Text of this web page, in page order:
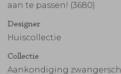
aan te passen! (3680)
Designer
Huiscollectie
Collectie
Aankondiging